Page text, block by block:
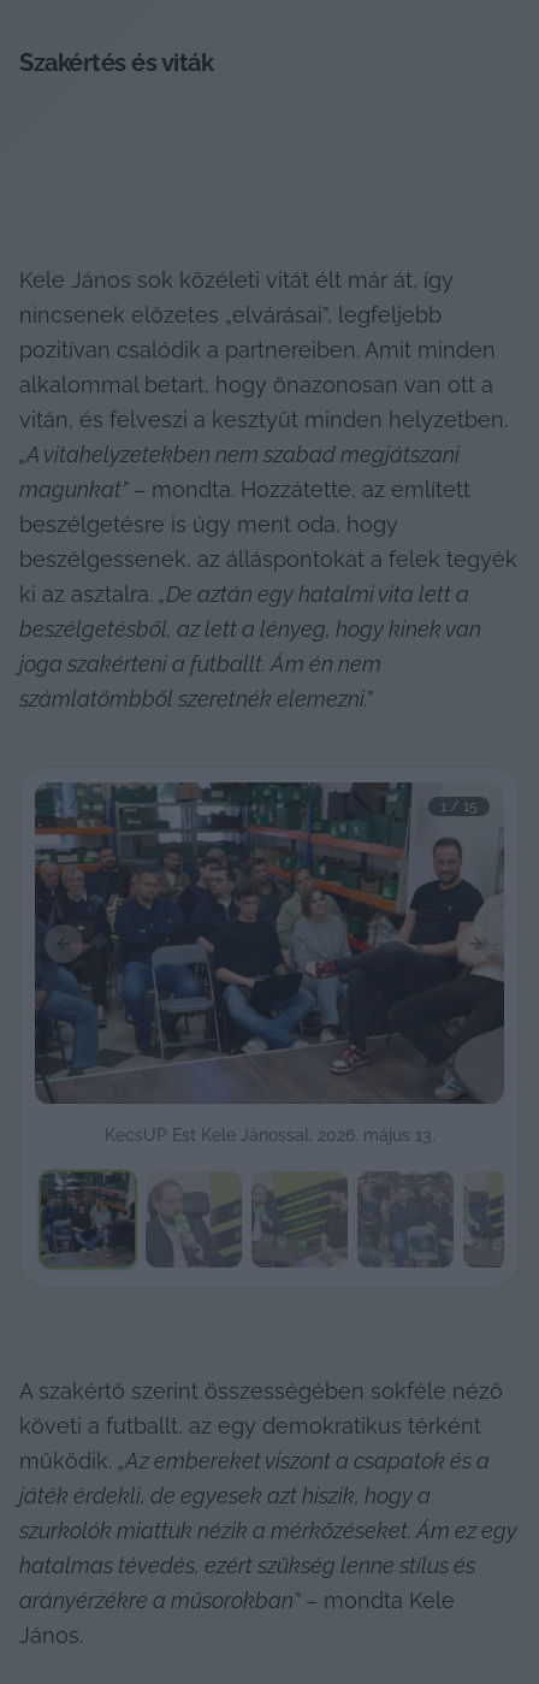
Szakértés és viták
Kele János sok közéleti vitát élt már át, így
nincsenek előzetes „elvárásai”, legfeljebb
pozitívan csalódik a partnereiben. Amit minden
alkalommal betart, hogy önazonosan van ott a
„A vitahelyzetekben nem szabad megjátszani
magunkat” – mondta. Hozzátette, az említett
beszélgetésre is úgy ment oda, hogy
beszélgessenek, az álláspontokat a felek tegyék
ki az asztalra. „De aztán egy hatalmi vita lett a
beszélgetésből, az lett a lényeg, hogy kinek van
joga szakérteni a futballt. Ám én nem
számlatömbből szeretnék elemezni.”
1 / 15
Previous slide Next
KecsUP Est Kele Jánossal, 2026. május 13.
A szakértő szerint összességében sokféle néző
követi a futballt, az egy demokratikus térként
működik. „Az embereket viszont a csapatok és a
játék érdekli, de egyesek azt hiszik, hogy a
szurkolók miattuk nézik a mérkőzéseket. Ám ez egy
hatalmas tévedés, ezért szükség lenne stílus és
arányérzékre a műsorokban” – mondta Kele
János.